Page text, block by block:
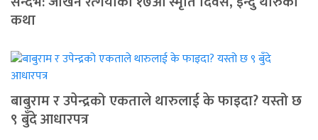
कथा
बाबुराम र उपेन्द्रको एकताले थारुलाई के फाइदा? यस्तो छ
९ बुँदे आधारपत्र